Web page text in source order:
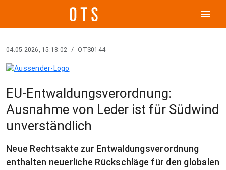
menu
04.05.2026, 15:18:02 / OTS0144
EU-Entwaldungsverordnung:
Ausnahme von Leder ist für Südwind
unverständlich
Neue Rechtsakte zur Entwaldungsverordnung
enthalten neuerliche Rückschläge für den globalen